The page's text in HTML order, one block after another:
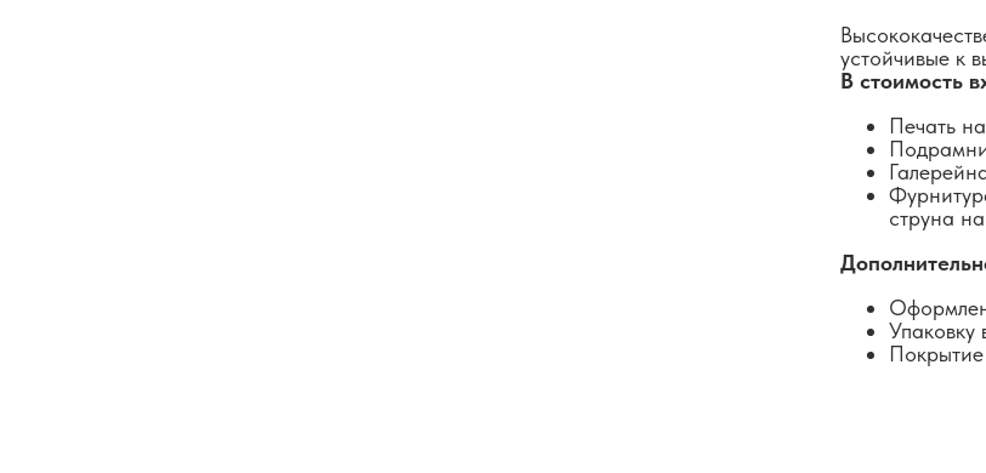
устойчивые к
В стоимость
Печать
струна
Упаковку